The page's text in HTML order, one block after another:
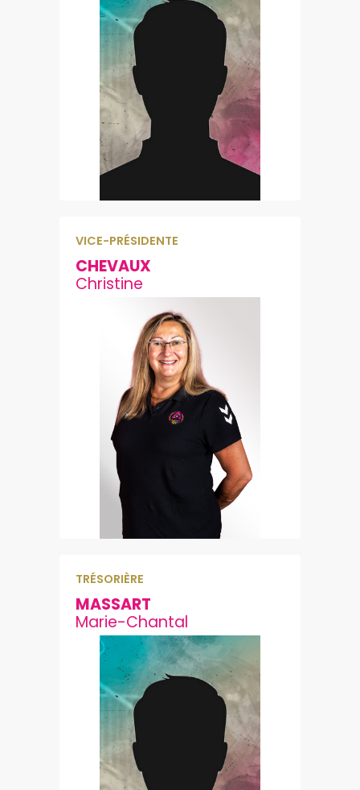
VICE-PRÉSIDENTE
CHEVAUX
Christine
TRÉSORIÈRE
MASSART
Marie-Chantal